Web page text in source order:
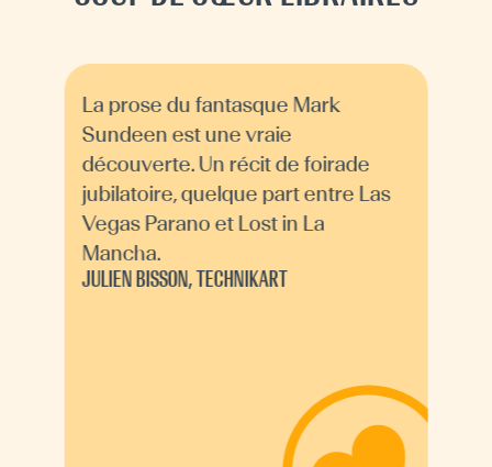
La prose du fantasque Mark
Sundeen est une vraie
découverte. Un récit de foirade
jubilatoire, quelque part entre Las
Vegas Parano et Lost in La
Mancha.
JULIEN BISSON, TECHNIKART